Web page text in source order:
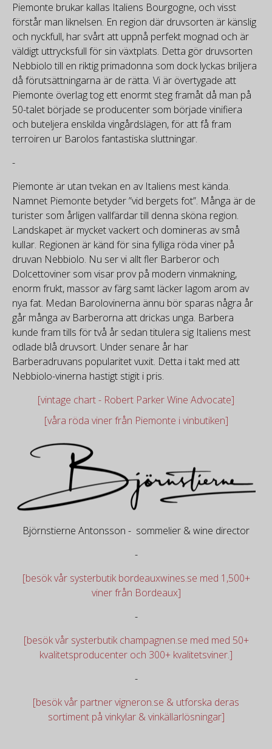
Piemonte brukar kallas Italiens Bourgogne, och visst
förstår man liknelsen. En region där druvsorten är känslig
och nyckfull, har svårt att uppnå perfekt mognad och är
väldigt uttrycksfull för sin växtplats. Detta gör druvsorten
Nebbiolo till en riktig primadonna som dock lyckas briljera
då förutsättningarna är de rätta. Vi är övertygade att
Piemonte överlag tog ett enormt steg framåt då man på
50-talet började se producenter som började vinifiera
och buteljera enskilda vingårdslägen, för att få fram
terroiren ur Barolos fantastiska sluttningar.
-
Piemonte är utan tvekan en av Italiens mest kända.
Namnet Piemonte betyder ”vid bergets fot”. Många är de
turister som årligen vallfärdar till denna sköna region.
Landskapet är mycket vackert och domineras av små
kullar. Regionen är känd för sina fylliga röda viner på
druvan Nebbiolo. Nu ser vi allt fler Barberor och
Dolcettoviner som visar prov på modern vinmakning,
enorm frukt, massor av färg samt läcker lagom arom av
nya fat. Medan Barolovinerna ännu bör sparas några år
går många av Barberorna att drickas unga. Barbera
kunde fram tills för två år sedan titulera sig Italiens mest
odlade blå druvsort. Under senare år har
Barberadruvans popularitet vuxit. Detta i takt med att
Nebbiolo-vinerna hastigt stigit i pris.
[vintage chart - Robert Parker Wine Advocate]
[våra röda viner från Piemonte i vinbutiken]
Björnstierne Antonsson - sommelier & wine director
-
[besök vår systerbutik bordeauxwines.se med 1,500+
viner från Bordeaux]
-
[besök vår systerbutik champagnen.se med med 50+
kvalitetsproducenter och 300+ kvalitetsviner.]
-
[besök vår partner vigneron.se & utforska deras
sortiment på vinkylar & vinkällarlösningar]